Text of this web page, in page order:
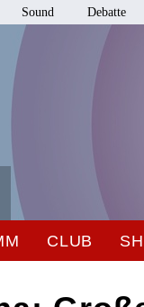
Sound Debatte
CLUB